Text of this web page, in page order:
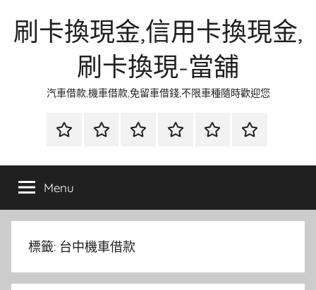
刷卡換現金,信用卡換現金,
刷卡換現-當舖
汽車借款,機車借款,免留車借錢,不限車種隨時歡迎您
首
當
金
網
資
流
時
環
清
聯
徵
Menu
標籤: 台中機車借款